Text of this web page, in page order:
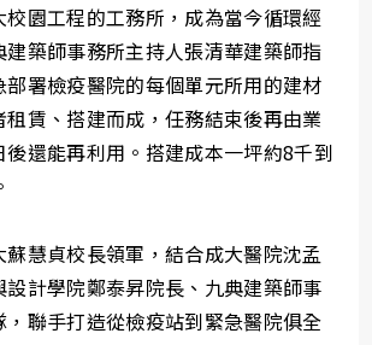
園工程的工務所，成為當今循環經
築師事務所主持人張清華建築師指
部署檢疫醫院的每個單元所用的建材
賃、搭建而成，任務結束後再由業
還能再利用。搭建成本一坪約8千到
慧貞校長領軍，結合成大醫院沈孟
計學院鄭泰昇院長、九典建築師事
，聯手打造從檢疫站到緊急醫院俱全